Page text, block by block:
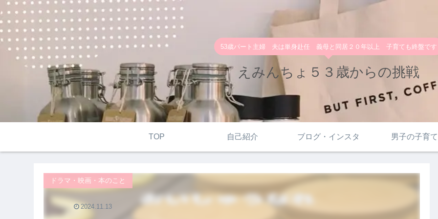
53歳パート主婦 夫は単身赴任 義母と同居２０年以上 子育ても終盤です
えみんちょ５３歳からの挑戦
TOP 自己紹介 ブログ・インスタ 男子の子育て
ドラマ・映画・本のこと
2024.11.13